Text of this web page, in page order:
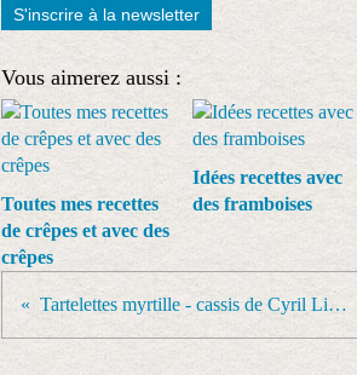
S'inscrire à la newsletter
Vous aimerez aussi :
Toutes mes recettes
de crêpes et avec des
crêpes
Idées recettes avec
des framboises
Tartelettes myrtille - cassis de Cyril Lignac